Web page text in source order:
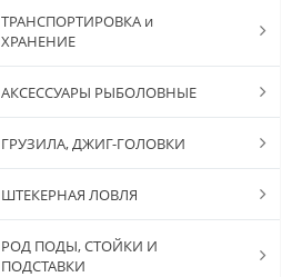
ТРАНСПОРТИРОВКА и
ХРАНЕНИЕ
АКСЕССУАРЫ РЫБОЛОВНЫЕ
ГРУЗИЛА, ДЖИГ-ГОЛОВКИ
ШТЕКЕРНАЯ ЛОВЛЯ
РОД ПОДЫ, СТОЙКИ И
ПОДСТАВКИ